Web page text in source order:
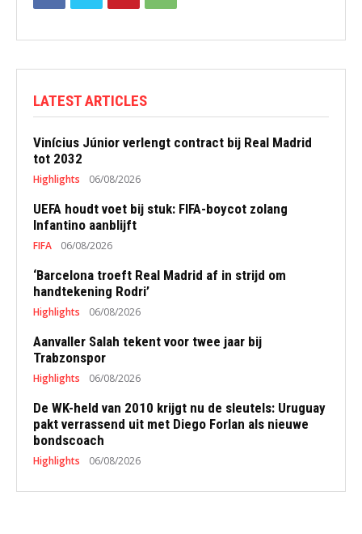
LATEST ARTICLES
Vinícius Júnior verlengt contract bij Real Madrid
tot 2032
Highlights 06/08/2026
UEFA houdt voet bij stuk: FIFA-boycot zolang
Infantino aanblijft
FIFA 06/08/2026
‘Barcelona troeft Real Madrid af in strijd om
handtekening Rodri’
Highlights 06/08/2026
Aanvaller Salah tekent voor twee jaar bij
Trabzonspor
Highlights 06/08/2026
De WK-held van 2010 krijgt nu de sleutels: Uruguay
pakt verrassend uit met Diego Forlan als nieuwe
bondscoach
Highlights 06/08/2026